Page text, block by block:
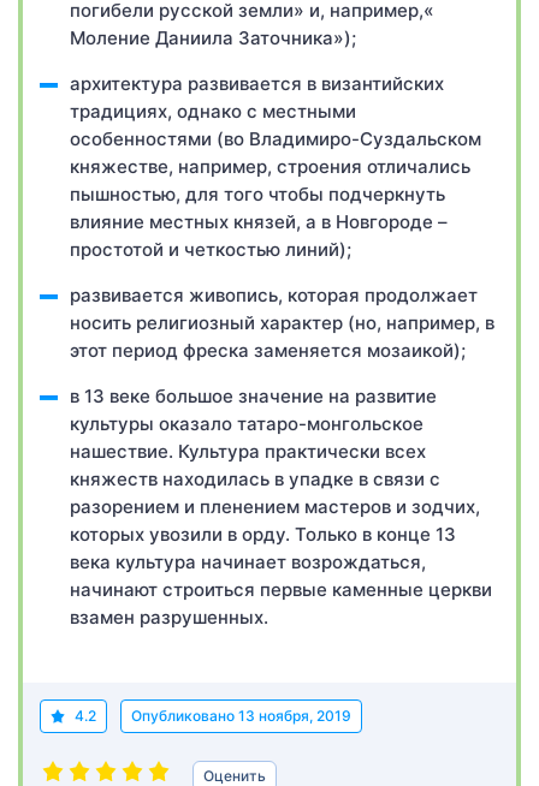
погибели русской земли» и, например,«
Моление Даниила Заточника»);
архитектура развивается в византийских
традициях, однако с местными
особенностями (во Владимиро-Суздальском
княжестве, например, строения отличались
пышностью, для того чтобы подчеркнуть
влияние местных князей, а в Новгороде –
простотой и четкостью линий);
развивается живопись, которая продолжает
носить религиозный характер (но, например, в
этот период фреска заменяется мозаикой);
в 13 веке большое значение на развитие
культуры оказало татаро-монгольское
нашествие. Культура практически всех
княжеств находилась в упадке в связи с
разорением и пленением мастеров и зодчих,
которых увозили в орду. Только в конце 13
века культура начинает возрождаться,
начинают строиться первые каменные церкви
взамен разрушенных.
4.2 Опубликовано 13 ноября, 2019
Оценить